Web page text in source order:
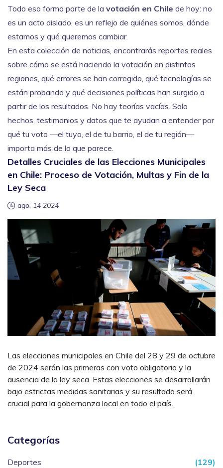
Todo eso forma parte de la votación en Chile de hoy: no
es un acto aislado, es un reflejo de quiénes somos, dónde
estamos y qué queremos cambiar.
En esta colección de noticias, encontrarás reportes reales
sobre cómo se está haciendo la votación en distintas
regiones, qué errores se han corregido, qué tecnologías se
están probando y qué decisiones políticas han surgido a
partir de los resultados. No hay teorías vacías. Solo
hechos, testimonios y datos que te ayudan a entender por
qué tu voto —el tuyo, el de tu barrio, el de tu región—
importa más de lo que parece.
Detalles Cruciales de las Elecciones Municipales
en Chile: Proceso de Votación, Multas y Fin de la
Ley Seca
ago, 14 2024
Las elecciones municipales en Chile del 28 y 29 de octubre
de 2024 serán las primeras con voto obligatorio y la
ausencia de la ley seca. Estas elecciones se desarrollarán
bajo estrictas medidas sanitarias y su resultado será
crucial para la gobernanza local en todo el país.
Categorías
Deportes (129)